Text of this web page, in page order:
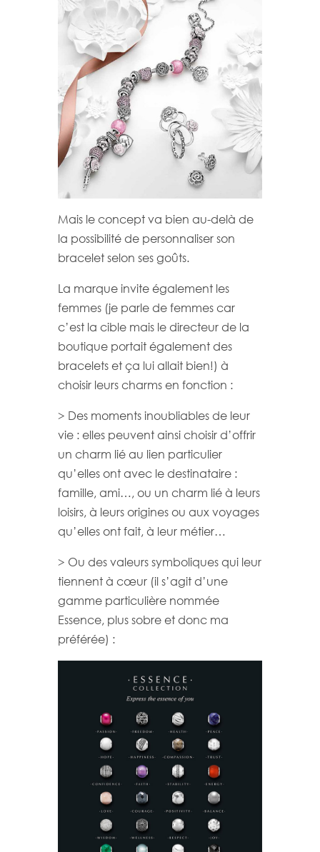
Mais le concept va bien au-delà de
la possibilité de personnaliser son
bracelet selon ses goûts.
La marque invite également les
femmes (je parle de femmes car
c’est la cible mais le directeur de la
boutique portait également des
bracelets et ça lui allait bien!) à
choisir leurs charms en fonction :
> Des moments inoubliables de leur
vie : elles peuvent ainsi choisir d’offrir
un charm lié au lien particulier
qu’elles ont avec le destinataire :
famille, ami…, ou un charm lié à leurs
loisirs, à leurs origines ou aux voyages
qu’elles ont fait, à leur métier…
> Ou des valeurs symboliques qui leur
tiennent à cœur (il s’agit d’une
gamme particulière nommée
Essence, plus sobre et donc ma
préférée) :